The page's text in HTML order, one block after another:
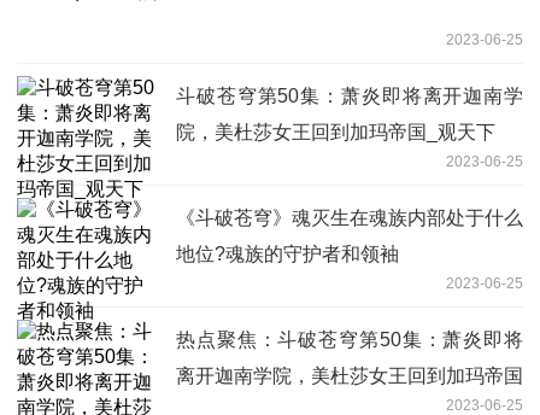
2023-06-25
斗破苍穹第50集：萧炎即将离开迦南学
院，美杜莎女王回到加玛帝国_观天下
2023-06-25
《斗破苍穹》魂灭生在魂族内部处于什么
地位?魂族的守护者和领袖
2023-06-25
热点聚焦：斗破苍穹第50集：萧炎即将
离开迦南学院，美杜莎女王回到加玛帝国
2023-06-25